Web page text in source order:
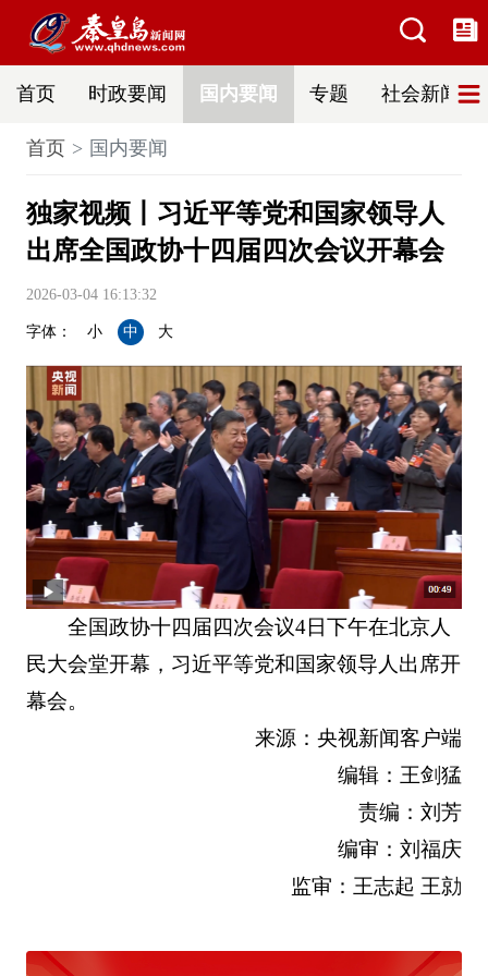
首页 时政要闻 国内要闻 专题 社会新闻
首页 国内要闻
独家视频丨习近平等党和国家领导人
出席全国政协十四届四次会议开幕会
2026-03-04 16:13:32
字体： 小 中 大
全国政协十四届四次会议4日下午在北京人
民大会堂开幕，习近平等党和国家领导人出席开
幕会。
来源：央视新闻客户端
编辑：王剑猛
责编：刘芳
编审：刘福庆
监审：王志起 王勍